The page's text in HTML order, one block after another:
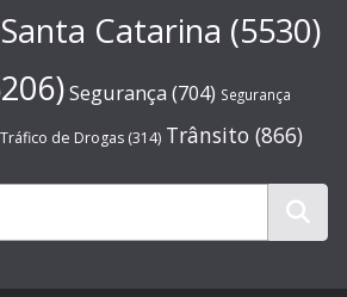
Santa Catarina (5530)
Segurança (704) Segurança
Tráfico de Drogas (314) Trânsito (866)